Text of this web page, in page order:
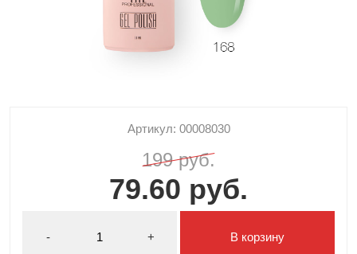
Артикул: 00008030
199 руб.
79.60 руб.
- + В корзину